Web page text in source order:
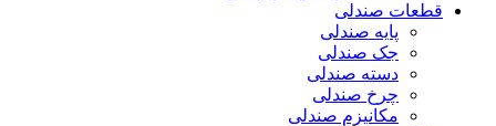
قطعات صندلی
پایه صندلی
جک صندلی
دسته صندلی
چرخ صندلی
مکانیزم صندلی